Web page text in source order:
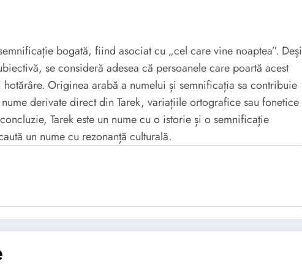
bogată, fiind asociat cu „cel care vine noaptea”. Deși
se consideră adesea că persoanele care poartă acest
Originea arabă a numelui și semnificația sa contribuie
derivate direct din Tarek, variațiile ortografice sau fonetice
Tarek este un nume cu o istorie și o semnificație
un nume cu rezonanță culturală.